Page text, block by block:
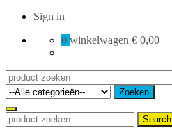
Sign in
0 winkelwagen € 0,00
Search
for:
Zoeken
Search
for:
Search